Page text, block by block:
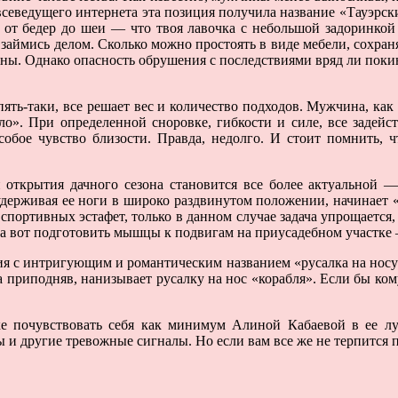
интернета эта позиция получила название
от бедер до шеи — что твоя лавочка с небольшой
делом. Сколько можно простоять в виде мебели,
Однако опасность обрушения с последствиями вряд ли
таки, все решает вес и количество подходов. Мужчина,
При определенной сноровке, гибкости и силе, все
чувство близости. Правда, недолго. И стоит
дачного сезона становится все более
ее ноги в широко раздвинутом положении, начинает
эстафет, только в данном случае задача
вот подготовить мышцы к подвигам на приусадебном
интригующим и романтическим названием «русалка на
нанизывает русалку на нос «корабля». Если бы
почувствовать себя как минимум Алиной Кабаевой в ее
тревожные сигналы. Но если вам все же не терпится